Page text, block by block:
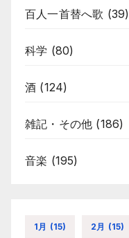
百人一首替へ歌 (39)
科学 (80)
酒 (124)
雑記・その他 (186)
音楽 (195)
1月 (15) 2月 (15)